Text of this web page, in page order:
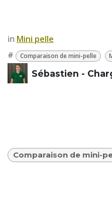
in ​Mini pelle
#
Comparaison de mini-pelle
Sébastien -
Comparaison de mini-